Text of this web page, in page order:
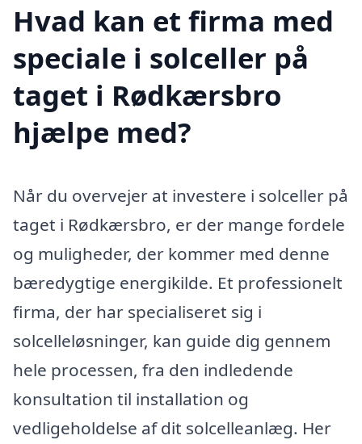
Hvad kan et firma med
speciale i solceller på
taget i Rødkærsbro
hjælpe med?
Når du overvejer at investere i solceller på
taget i Rødkærsbro, er der mange fordele
og muligheder, der kommer med denne
bæredygtige energikilde. Et professionelt
firma, der har specialiseret sig i
solcelleløsninger, kan guide dig gennem
hele processen, fra den indledende
konsultation til installation og
vedligeholdelse af dit solcelleanlæg. Her